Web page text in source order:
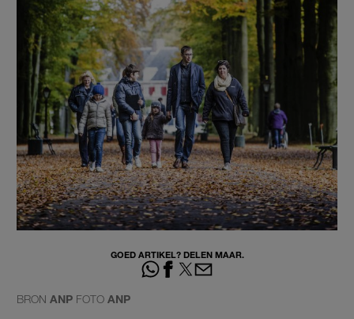
GOED ARTIKEL? DELEN MAAR.
BRON ANP FOTO ANP